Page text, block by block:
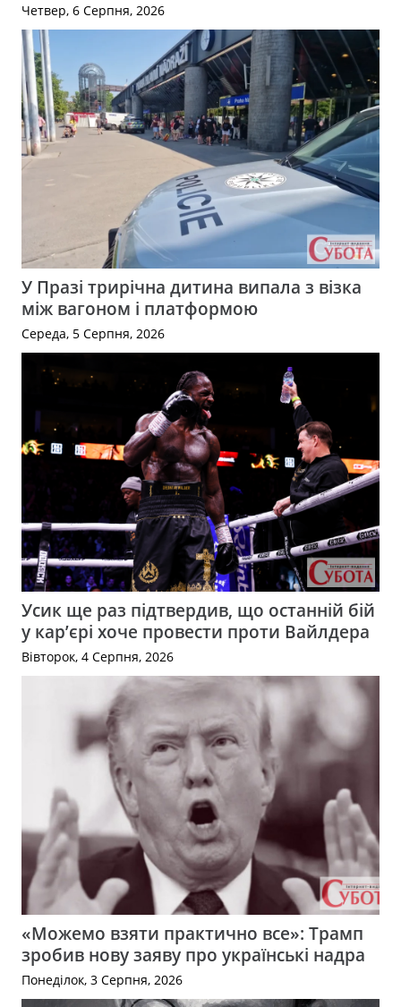
Четвер, 6 Серпня, 2026
У Празі трирічна дитина випала з візка
між вагоном і платформою
Середа, 5 Серпня, 2026
Усик ще раз підтвердив, що останній бій
у кар’єрі хоче провести проти Вайлдера
Вівторок, 4 Серпня, 2026
«Можемо взяти практично все»: Трамп
зробив нову заяву про українські надра
Понеділок, 3 Серпня, 2026